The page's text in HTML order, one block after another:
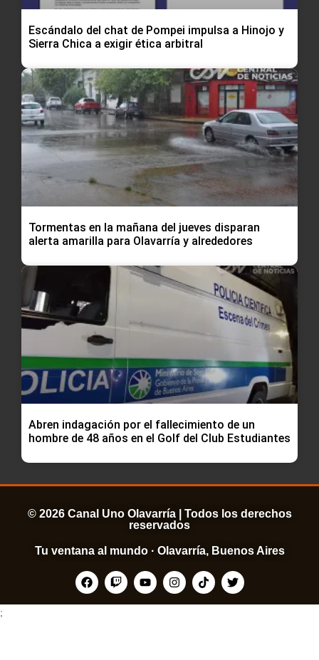
Escándalo del chat de Pompei impulsa a Hinojo y
Sierra Chica a exigir ética arbitral
Tormentas en la mañana del jueves disparan
alerta amarilla para Olavarría y alrededores
Abren indagación por el fallecimiento de un
hombre de 48 años en el Golf del Club Estudiantes
© 2026 Canal Uno Olavarría | Todos los derechos
reservados
Tu ventana al mundo · Olavarría, Buenos Aires
;